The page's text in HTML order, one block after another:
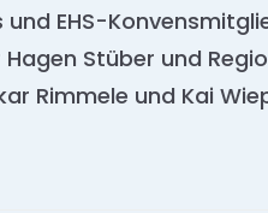
EHS-
Stüber und
Rimmele und Kai